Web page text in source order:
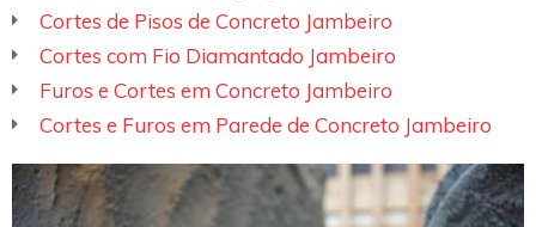
Cortes de Pisos de Concreto Jambeiro
Cortes com Fio Diamantado Jambeiro
Furos e Cortes em Concreto Jambeiro
Cortes e Furos em Parede de Concreto Jambeiro